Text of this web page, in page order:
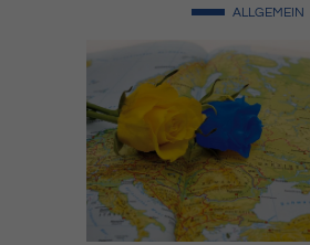
ALLGEMEIN